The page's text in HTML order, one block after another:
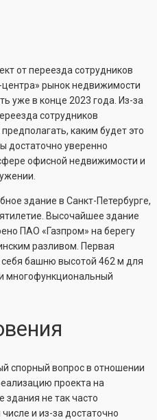
от переезда сотрудников
рынок недвижимости
уже в конце 2023 года. Из-за
сотрудников
каким будет это
достаточно уверенно
офисной недвижимости и
здание в Санкт-Петербурге,
Высочайшее здание
ПАО «Газпром» на берегу
разливом. Первая
башню высотой 462 м для
многофункциональный
спорный вопрос в отношении
проекта на
здания не так часто
и из-за достаточно